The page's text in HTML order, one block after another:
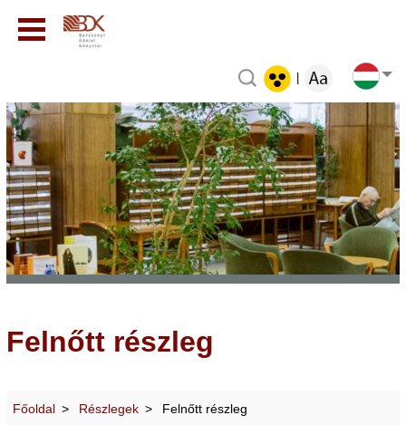
Felnőtt részleg
Főoldal Részlegek Felnőtt részleg